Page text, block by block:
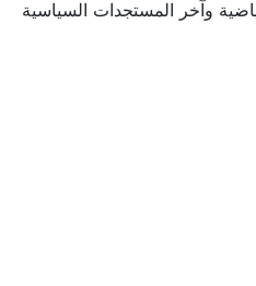
وآخر المستجدات السياسية